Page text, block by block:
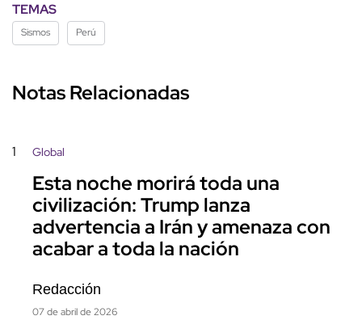
TEMAS
Sismos Perú
Notas Relacionadas
1 Global
Esta noche morirá toda una
civilización: Trump lanza
advertencia a Irán y amenaza con
acabar a toda la nación
Redacción
07 de abril de 2026